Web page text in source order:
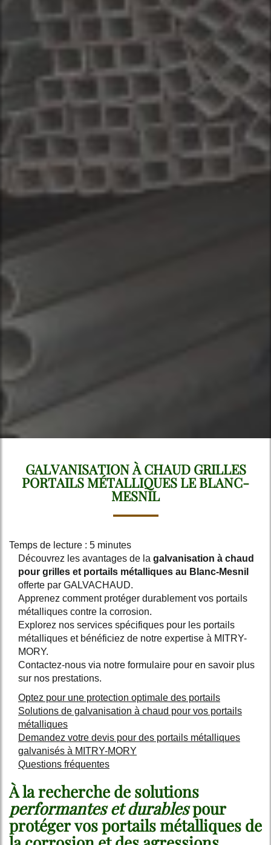
GALVANISATION À CHAUD GRILLES
PORTAILS MÉTALLIQUES LE BLANC-
MESNIL
Temps de lecture : 5 minutes
Découvrez les avantages de la galvanisation à chaud
pour grilles et portails métalliques au Blanc-Mesnil
offerte par GALVACHAUD.
Apprenez comment protéger durablement vos portails
métalliques contre la corrosion.
Explorez nos services spécifiques pour les portails
métalliques et bénéficiez de notre expertise à MITRY-
MORY.
Contactez-nous via notre formulaire pour en savoir plus
sur nos prestations.
Optez pour une protection optimale des portails
Solutions de galvanisation à chaud pour vos portails
métalliques
Demandez votre devis pour des portails métalliques
galvanisés à MITRY-MORY
Questions fréquentes
À la recherche de solutions
performantes et durablespour
protéger vos portails métalliques de